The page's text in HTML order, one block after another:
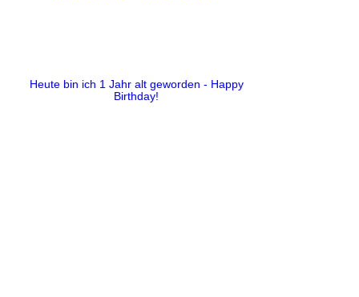
Heute bin ich 1 Jahr alt geworden - Happy
Birthday!